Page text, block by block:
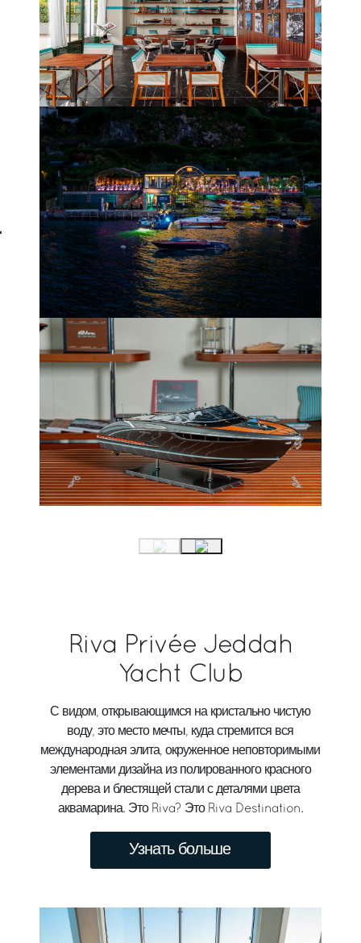
Riva Privée Jeddah
Yacht Club
С видом, открывающимся на кристально чистую
воду, это место мечты, куда стремится вся
международная элита, окруженное неповторимыми
элементами дизайна из полированного красного
дерева и блестящей стали с деталями цвета
аквамарина. Это Riva? Это Riva Destination.
Узнать больше